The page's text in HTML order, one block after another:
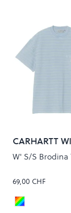
CARHARTT
W' S/S
69,00 CHF
Colour
BRODINA